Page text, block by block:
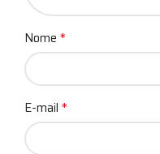
Nome *
E-mail *